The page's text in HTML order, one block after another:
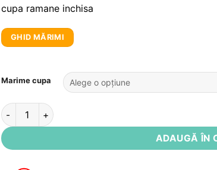
cupa ramane inchisa
GHID MĂRIMI
Marime cupa
Cantitate Sutien roz alaptare Honolulu Noppies
ADAUGĂ ÎN